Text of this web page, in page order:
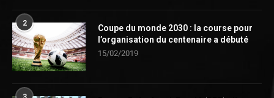
2
Coupe du monde 2030 : la course pour
l’organisation du centenaire a débuté
15/02/2019